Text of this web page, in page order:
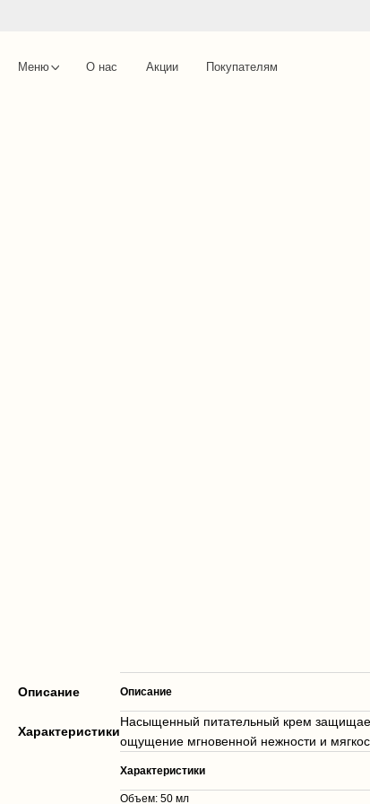
Меню О нас Акции Покупателям
Описание
Характеристики
Описание
Насыщенный питательный крем
ощущение мгновенной нежности и
Характеристики
Объем: 50 мл